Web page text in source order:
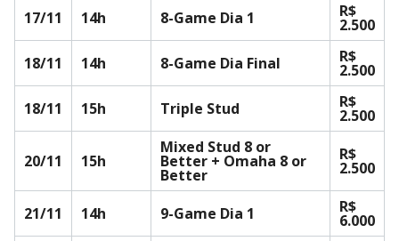
17/11
14h 8-Game Dia 1 R$
2.500
18/11
14h 8-Game Dia Final R$
2.500
18/11
15h Triple Stud R$
2.500
20/11 15h
Mixed Stud 8 or
Better + Omaha 8 or
Better
R$
2.500
21/11 14h 9-Game Dia 1 R$
6.000